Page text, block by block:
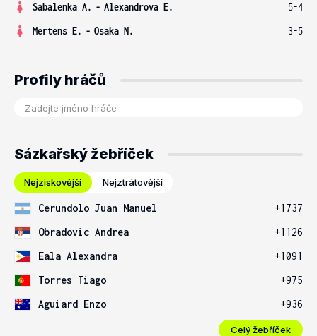
Sabalenka A. - Alexandrova E.
5-4
Mertens E. - Osaka N. 3-5
Profily hráčů
Sázkařský žebříček
Nejziskovější Nejztrátovější
Cerundolo Juan Manuel
+1737
Obradovic Andrea
+1126
Eala Alexandra
+1091
Torres Tiago
+975
Aguiard Enzo
+936
Celý žebříček